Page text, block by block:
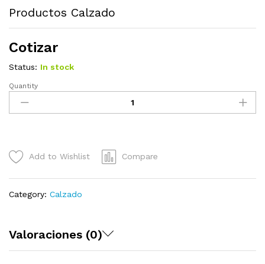
Productos Calzado
Cotizar
Status: In stock
Productos
Calzado
quantity
Quantity
Add to Wishlist Compare
Category: Calzado
Valoraciones (0)